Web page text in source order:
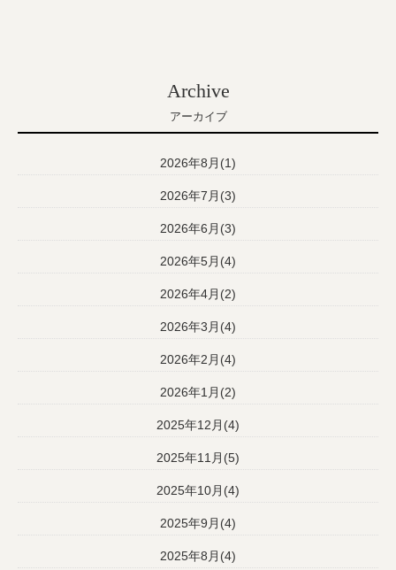
Archive
アーカイブ
2026年8月(1)
2026年7月(3)
2026年6月(3)
2026年5月(4)
2026年4月(2)
2026年3月(4)
2026年2月(4)
2026年1月(2)
2025年12月(4)
2025年11月(5)
2025年10月(4)
2025年9月(4)
2025年8月(4)